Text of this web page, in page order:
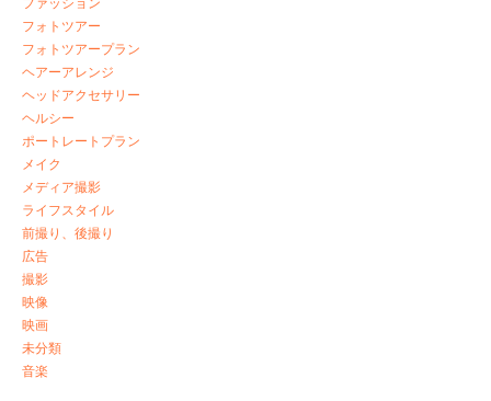
ファッション
フォトツアー
フォトツアープラン
ヘアーアレンジ
ヘッドアクセサリー
ヘルシー
ポートレートプラン
メイク
メディア撮影
ライフスタイル
前撮り、後撮り
広告
撮影
映像
映画
未分類
音楽